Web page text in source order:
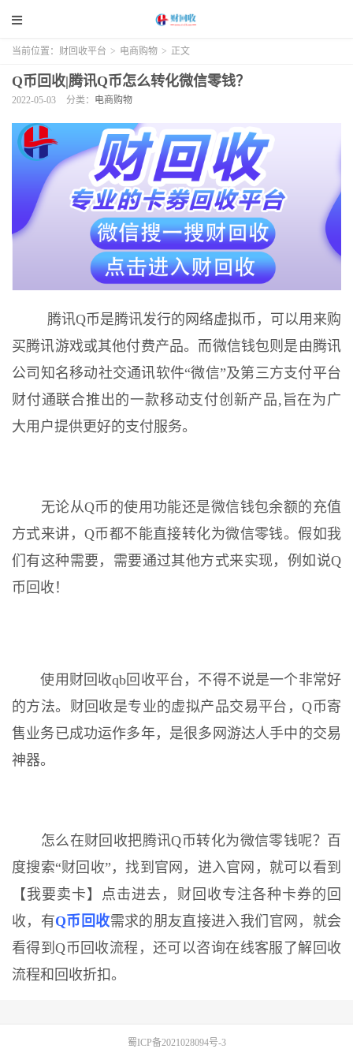
当前位置： 财回收平台 > 电商购物 > 正文
Q币回收|腾讯Q币怎么转化微信零钱？
2022-05-03 分类： 电商购物
腾讯Q币是腾讯发行的网络虚拟币，可以用来购
买腾讯游戏或其他付费产品。而微信钱包则是由腾讯
公司知名移动社交通讯软件“微信”及第三方支付平台
财付通联合推出的一款移动支付创新产品,旨在为广
大用户提供更好的支付服务。
无论从Q币的使用功能还是微信钱包余额的充值
方式来讲，Q币都不能直接转化为微信零钱。假如我
们有这种需要，需要通过其他方式来实现，例如说Q
币回收！
使用财回收qb回收平台，不得不说是一个非常好
的方法。财回收是专业的虚拟产品交易平台，Q币寄
售业务已成功运作多年，是很多网游达人手中的交易
神器。
怎么在财回收把腾讯Q币转化为微信零钱呢？百
度搜索“财回收”，找到官网，进入官网，就可以看到
【我要卖卡】点击进去，财回收专注各种卡券的回
收，有Q币回收需求的朋友直接进入我们官网，就会
看得到Q币回收流程，还可以咨询在线客服了解回收
流程和回收折扣。
蜀ICP备2021028094号-3